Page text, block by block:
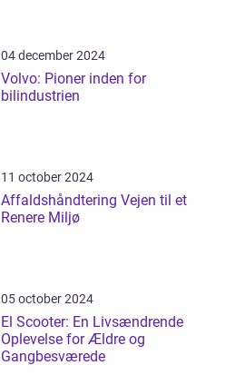
04 december 2024
Volvo: Pioner inden for
bilindustrien
11 october 2024
Affaldshåndtering Vejen til et
Renere Miljø
05 october 2024
El Scooter: En Livsændrende
Oplevelse for Ældre og
Gangbesværede